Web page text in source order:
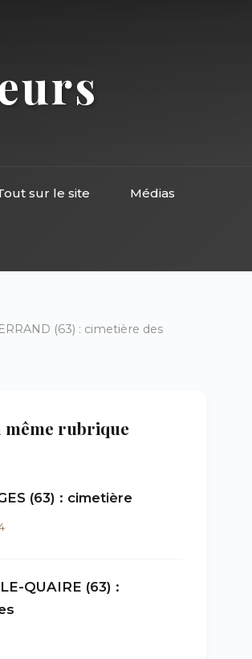
sur le site Médias
(63) : cimetière des
même rubrique
(63) : cimetière
QUAIRE (63) :